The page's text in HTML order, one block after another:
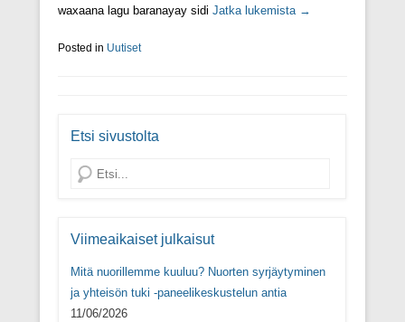
waxaana lagu baranayay sidi Jatka lukemista →
Posted in Uutiset
Etsi sivustolta
Search
Viimeaikaiset julkaisut
Mitä nuorillemme kuuluu? Nuorten syrjäytyminen
ja yhteisön tuki -paneelikeskustelun antia
11/06/2026